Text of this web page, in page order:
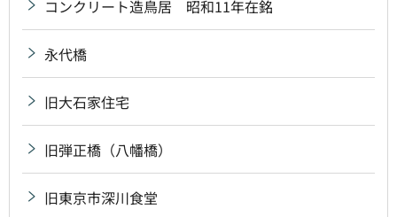
コンクリート造鳥居 昭和11年在銘
永代橋
旧大石家住宅
旧弾正橋（八幡橋）
旧東京市深川食堂